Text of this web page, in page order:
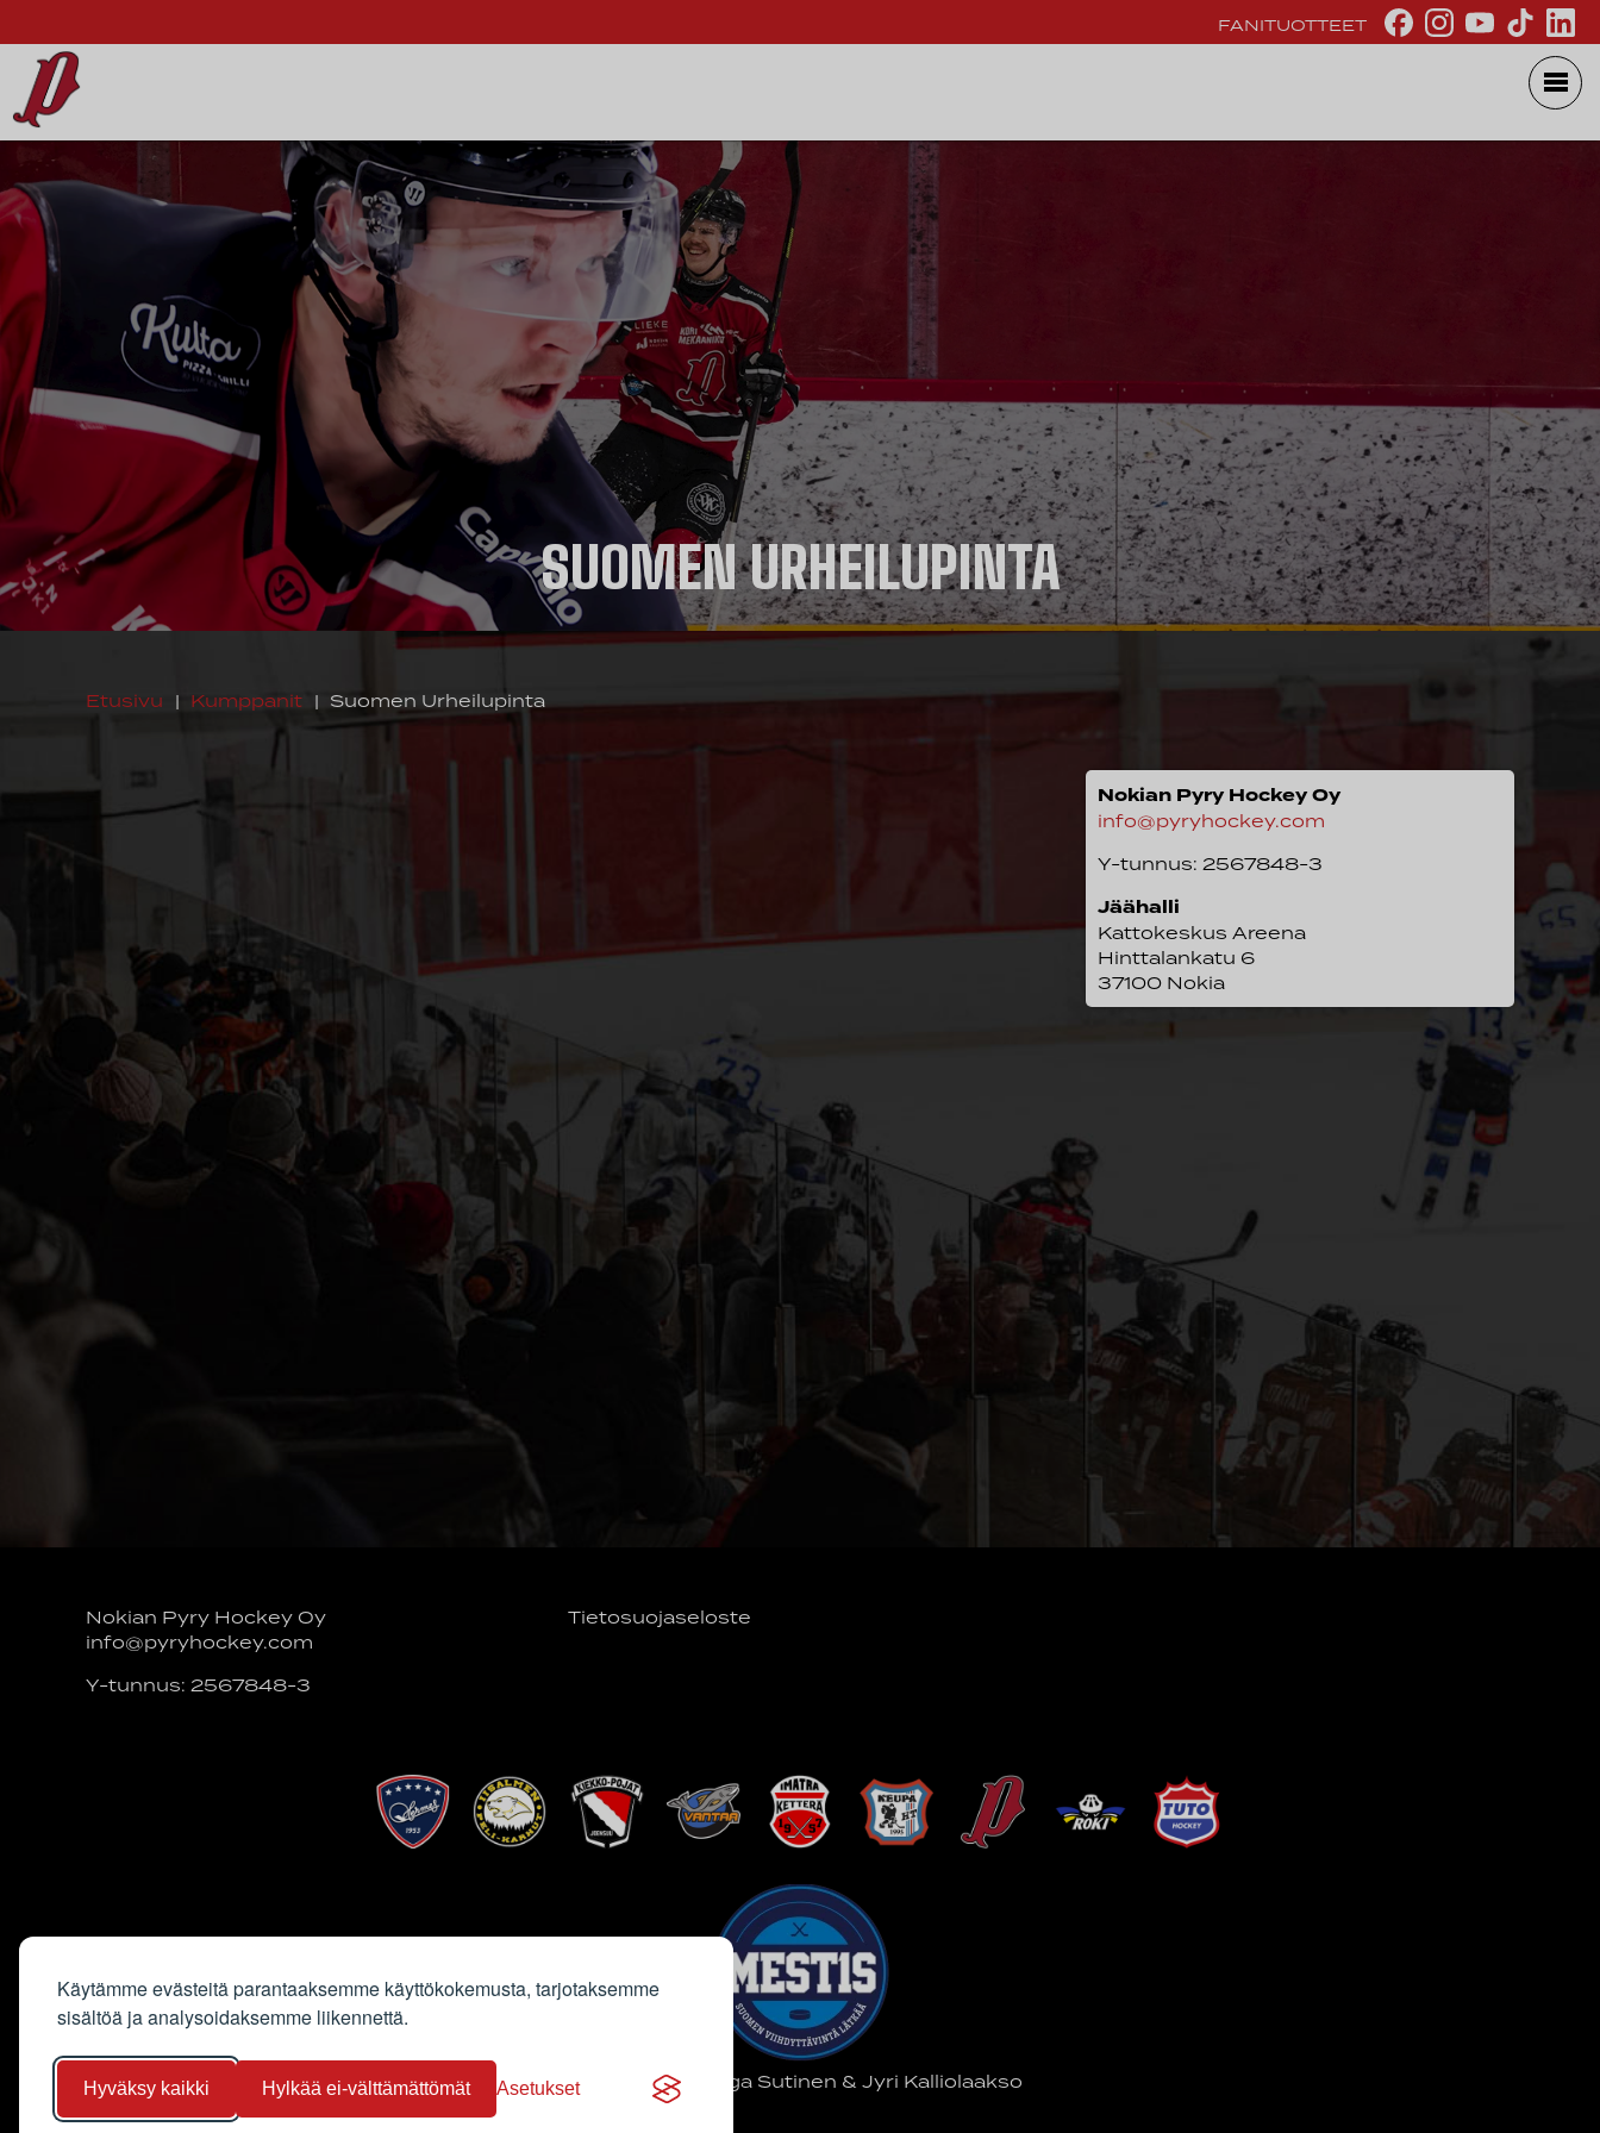
Käytämme evästeitä parantaaksemme käyttökokemusta, tarjotaksemme
sisältöä ja analysoidaksemme liikennettä.
Hyväksy kaikki Hylkää ei-välttämättömät Asetukset
FANITUOTTEET
SUOMEN URHEILUPINTA
Etusivu | Kumppanit | Suomen Urheilupinta
Nokian Pyry Hockey Oy
info@pyryhockey.com
Y-tunnus: 2567848-3
Jäähalli
Kattokeskus Areena
Hinttalankatu 6
37100 Nokia
Nokian Pyry Hockey Oy
info@pyryhockey.com
Y-tunnus: 2567848-3
Tietosuojaseloste
Sivun kuvat Saga Sutinen & Jyri Kalliolaakso